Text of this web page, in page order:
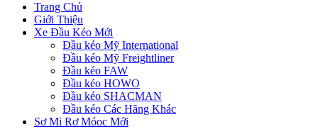
Trang Chủ
Giới Thiệu
Xe Đầu Kéo Mới
Đầu kéo Mỹ International
Đầu kéo Mỹ Freightliner
Đầu kéo FAW
Đầu kéo HOWO
Đầu kéo SHACMAN
Đầu kéo Các Hãng Khác
Sơ Mi Rơ Móoc Mới